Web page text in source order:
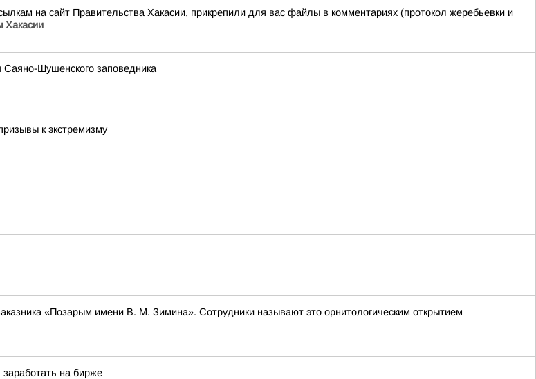
на сайт Правительства Хакасии, прикрепили для вас файлы в комментариях (протокол жеребьевки и
Хакасии
Шушенского заповедника
к экстремизму
«Позарым имени В. М. Зимина». Сотрудники называют это орнитологическим открытием
на бирже